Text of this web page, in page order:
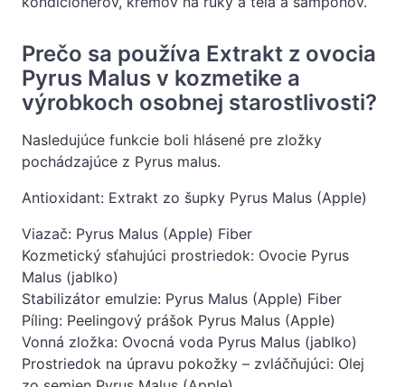
Prečo sa používa Extrakt z ovocia
Pyrus Malus v kozmetike a
výrobkoch osobnej starostlivosti?
Nasledujúce funkcie boli hlásené pre zložky
pochádzajúce z Pyrus malus.
Antioxidant: Extrakt zo šupky Pyrus Malus (Apple)
Viazač: Pyrus Malus (Apple) Fiber
Kozmetický sťahujúci prostriedok: Ovocie Pyrus
Malus (jablko)
Stabilizátor emulzie: Pyrus Malus (Apple) Fiber
Píling: Peelingový prášok Pyrus Malus (Apple)
Vonná zložka: Ovocná voda Pyrus Malus (jablko)
Prostriedok na úpravu pokožky – zvláčňujúci: Olej